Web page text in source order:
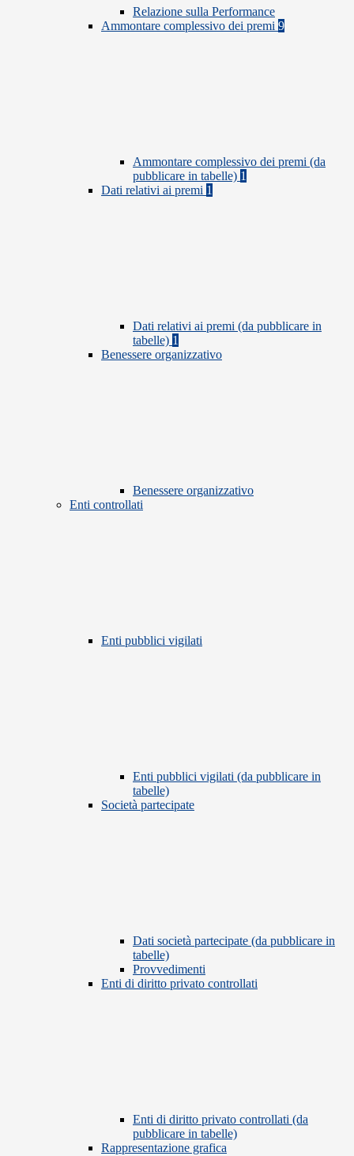
Relazione sulla Performance
Ammontare complessivo dei premi 9
Ammontare complessivo dei premi (da
pubblicare in tabelle) 1
Dati relativi ai premi 1
Dati relativi ai premi (da pubblicare in
tabelle) 1
Benessere organizzativo
Benessere organizzativo
Enti controllati
Enti pubblici vigilati
Enti pubblici vigilati (da pubblicare in
tabelle)
Società partecipate
Dati società partecipate (da pubblicare in
tabelle)
Provvedimenti
Enti di diritto privato controllati
Enti di diritto privato controllati (da
pubblicare in tabelle)
Rappresentazione grafica